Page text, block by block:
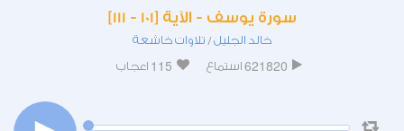
سورة يوسف - الآية [101 - 111]
خالد الجليل/ تلاوات خاشعة
621820 استماع 115 اعجاب